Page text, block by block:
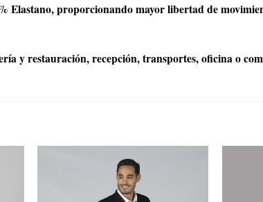
Elastano, proporcionando mayor libertad de
y restauración, recepción, transportes, oficina o